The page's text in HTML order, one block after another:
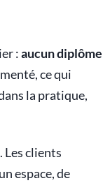
:aucun diplôme
ce qui
la pratique,
Les clients
espace, de